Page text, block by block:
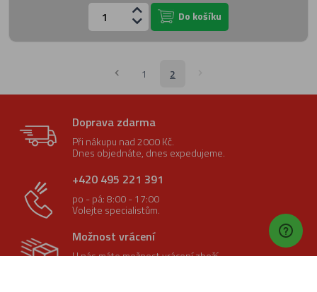
Do košíku
1 2
Doprava zdarma
Při nákupu nad 2000 Kč.
Dnes objednáte, dnes expedujeme.
+420 495 221 391
po - pá: 8:00 - 17:00
Volejte specialistům.
Možnost vrácení
U nás máte možnost vrácení zboží